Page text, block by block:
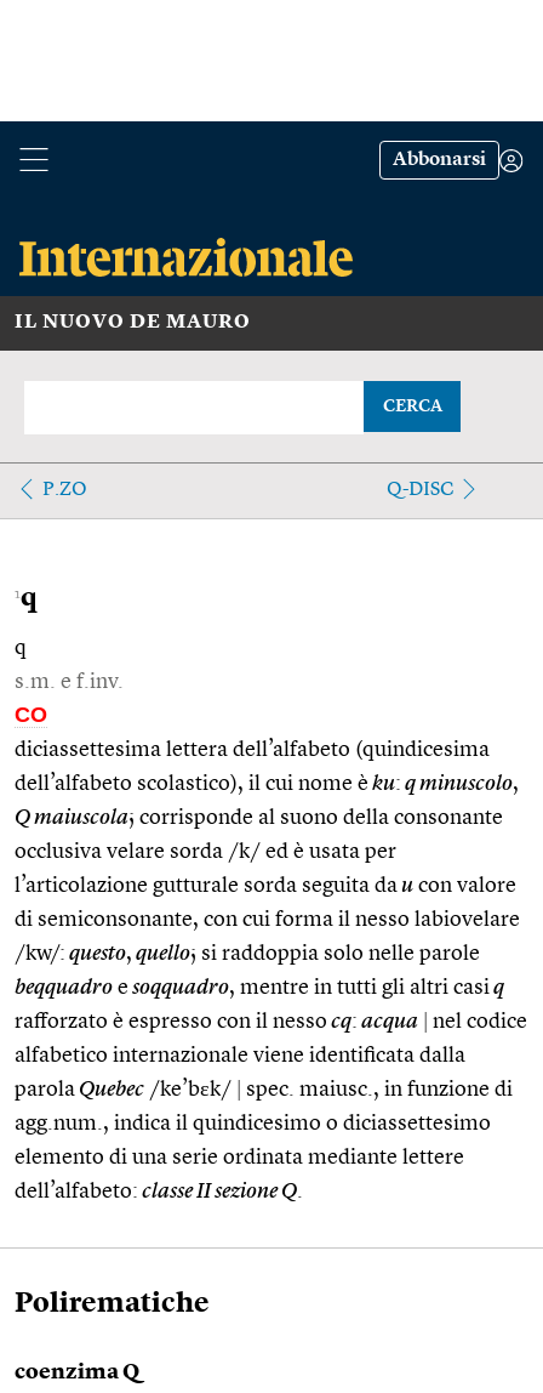
Abbonarsi
IL NUOVO DE MAURO
CERCA
P.ZO Q-DISC
1q
q
s.m. e f.inv.
CO
diciassettesima lettera dell’alfabeto (quindicesima
dell’alfabeto scolastico), il cui nome è ku: q minuscolo,
Q maiuscola; corrisponde al suono della consonante
occlusiva velare sorda /k/ ed è usata per
l’articolazione gutturale sorda seguita da u con valore
di semiconsonante, con cui forma il nesso labiovelare
/kw/: questo, quello; si raddoppia solo nelle parole
beqquadro e soqquadro, mentre in tutti gli altri casi q
rafforzato è espresso con il nesso cq: acqua
nel codice
alfabetico internazionale viene identificata dalla
parola Quebec /ke’bɛk/
spec. maiusc., in funzione di
agg.num., indica il quindicesimo o diciassettesimo
elemento di una serie ordinata mediante lettere
dell’alfabeto: classe II sezione Q
Polirematiche
coenzima Q